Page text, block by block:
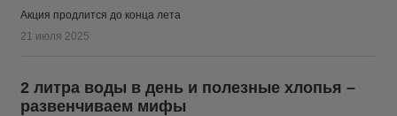
Акция продлится до конца лета
21 июля 2025
2 литра воды в день и полезные хлопья –
развенчиваем мифы